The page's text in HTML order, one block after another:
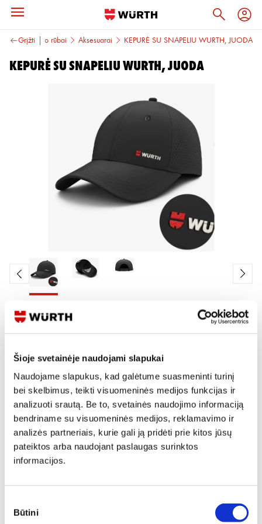
Šioje svetainėje naudojami slapukai
Naudojame slapukus, kad galėtume suasmeninti turinį
bei skelbimus, teikti visuomeninės medijos funkcijas ir
analizuoti srautą. Be to, svetainės naudojimo informaciją
bendriname su visuomeninės medijos, reklamavimo ir
analizės partneriais, kurie gali ją pridėti prie kitos jūsų
pateiktos arba naudojant paslaugas surinktos
informacijos.
pasirinkimas
Būtini
GrįžtiDarbo rūbai Aksesuarai KEPURĖ SU SNAPELIU WURTH, JUODA
KEPURĖ SU SNAPELIU WURTH, JUODA
Produkto Nr. 0WAG 008 341
Kainos matomos tik registruotiems vartotojams.
Prisijungti / Registruotis
Rašyti užklausą
Reikia daugiau informacijos?
Rodyti artimiausią parduotuvę